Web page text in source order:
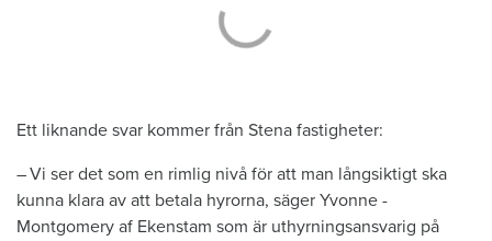
Ett liknande svar kommer från Stena fastigheter:
– Vi ser det som en rimlig nivå för att man långsiktigt ska
kunna klara av att betala hyrorna, säger Yvonne ­
Montgomery af Ekenstam som är uthyrningsansvarig på